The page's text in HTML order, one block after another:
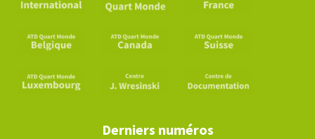
Derniers numéros